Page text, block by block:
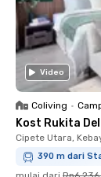
Video
Coliving •
Kost Rukita
Cipete Utara,
390 m dari